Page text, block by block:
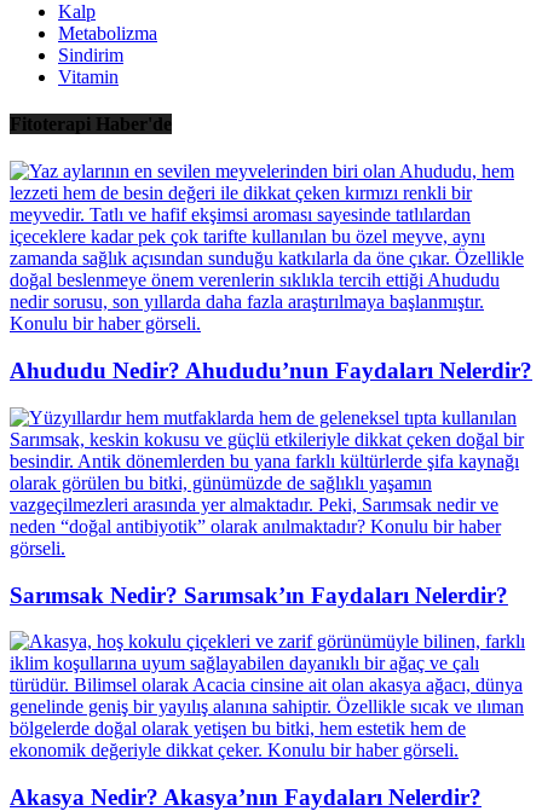
Kalp
Metabolizma
Sindirim
Vitamin
Fitoterapi Haber'de
Ahududu Nedir? Ahududu’nun Faydaları Nelerdir?
Sarımsak Nedir? Sarımsak’ın Faydaları Nelerdir?
Akasya Nedir? Akasya’nın Faydaları Nelerdir?